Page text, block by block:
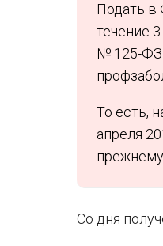
Подать в
течение
№ 125-ФЗ
То есть,
апреля
Со дня